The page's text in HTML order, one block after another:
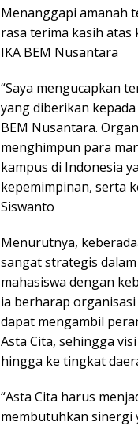
Menanggapi amanah
rasa terima kasih
IKA BEM Nusantara
“Saya mengucapkan
yang diberikan
BEM Nusantara.
menghimpun para
kampus di Indonesia
kepemimpinan, serta
Siswanto
Menurutnya,
sangat strategis
mahasiswa dengan
ia berharap organisasi
dapat mengambil
Asta Cita, sehingga
hingga ke tingkat
“Asta Cita harus
membutuhkan sinergi